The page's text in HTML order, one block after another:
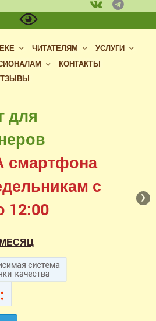
ЧИТАТЕЛЯМ
УСЛУГИ
КОНТАКТЫ
доступ
российских
читальном зале
для
смартфона
с
12:00
›